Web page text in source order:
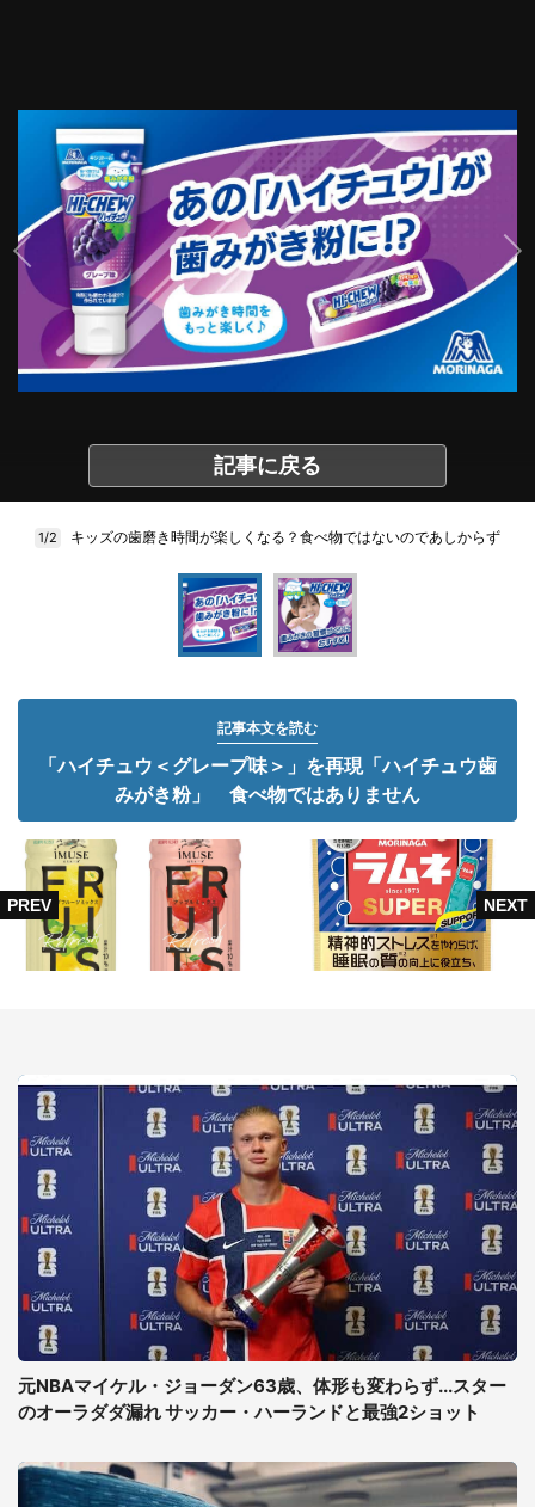
記事に戻る
1/2 キッズの歯磨き時間が楽しくなる？食べ物ではないのであしからず
記事本文を読む
「ハイチュウ＜グレープ味＞」を再現「ハイチュウ歯
みがき粉」 食べ物ではありません
元NBAマイケル・ジョーダン63歳、体形も変わらず...スター
のオーラダダ漏れ サッカー・ハーランドと最強2ショット